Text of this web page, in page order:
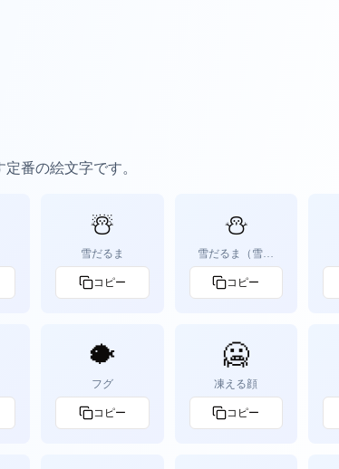
番の絵文字です。
☃️
雪だるま
コピー
⛄
雪だるま（雪な
し）
コピー
🐡
フグ
コピー
🥶
凍える顔
コピー